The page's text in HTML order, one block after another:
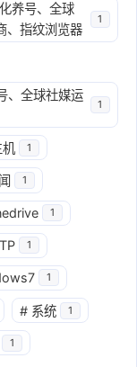
养号、全球
、指纹浏览器
1
、全球社媒运
1
机 1
1
1
1
1
# 系统 1
1